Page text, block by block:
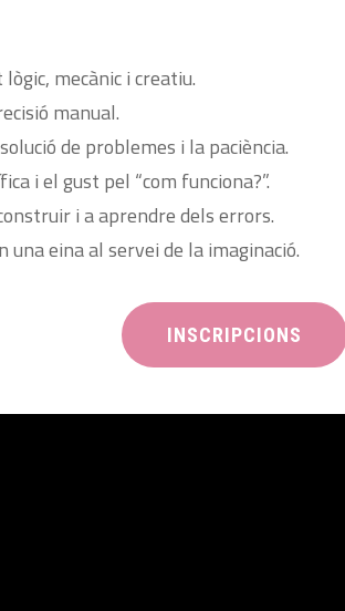
mecànic i creatiu.
manual.
de problemes i la paciència.
i el gust pel “com funciona?”.
i a aprendre dels errors.
eina al servei de la imaginació.
INSCRIPCIONS